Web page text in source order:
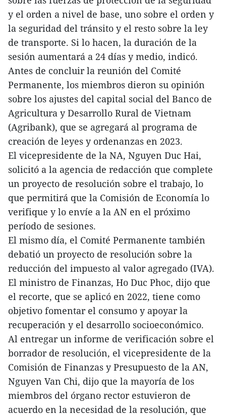
y el orden a nivel de base, uno sobre el orden y
la seguridad del tránsito y el resto sobre la ley
de transporte. Si lo hacen, la duración de la
sesión aumentará a 24 días y medio, indicó.
Antes de concluir la reunión del Comité
Permanente, los miembros dieron su opinión
sobre los ajustes del capital social del Banco de
Agricultura y Desarrollo Rural de Vietnam
(Agribank), que se agregará al programa de
creación de leyes y ordenanzas en 2023.
El vicepresidente de la NA, Nguyen Duc Hai,
solicitó a la agencia de redacción que complete
un proyecto de resolución sobre el trabajo, lo
que permitirá que la Comisión de Economía lo
verifique y lo envíe a la AN en el próximo
período de sesiones.
El mismo día, el Comité Permanente también
debatió un proyecto de resolución sobre la
reducción del impuesto al valor agregado (IVA).
El ministro de Finanzas, Ho Duc Phoc, dijo que
el recorte, que se aplicó en 2022, tiene como
objetivo fomentar el consumo y apoyar la
recuperación y el desarrollo socioeconómico.
Al entregar un informe de verificación sobre el
borrador de resolución, el vicepresidente de la
Comisión de Finanzas y Presupuesto de la AN,
Nguyen Van Chi, dijo que la mayoría de los
miembros del órgano rector estuvieron de
acuerdo en la necesidad de la resolución, que